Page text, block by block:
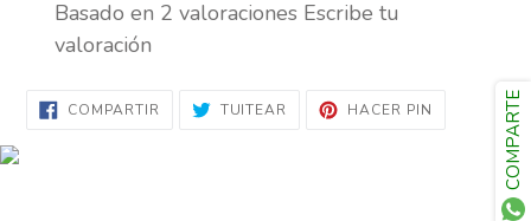
Basado en 2 valoraciones Escribe tu
valoración
COMPARTIR COMPARTIR
EN
TUITEAR TUITEARHACER PIN
PINTEREST
COMPARTE